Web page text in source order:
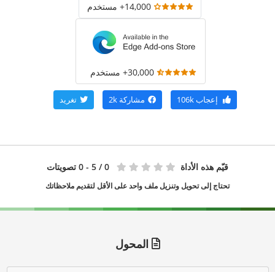
14,000+ مستخدم
30,000+ مستخدم
إعجاب106k مشاركة 2k تغريد
قيّم هذه الأداة 0 / 5 - 0 تصويتات
تحتاج إلى تحويل وتنزيل ملف واحد على الأقل لتقديم ملاحظاتك
المحول